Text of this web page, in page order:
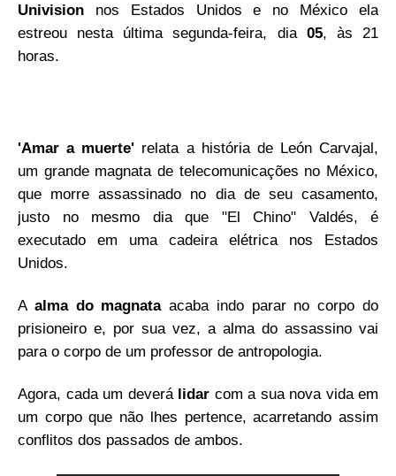
Univision nos Estados Unidos e no México ela
estreou nesta última segunda-feira, dia05, às 21
horas.
'Amar a muerte' relata a história de León Carvajal,
um grande magnata de telecomunicações no México,
que morre assassinado no dia de seu casamento,
justo no mesmo dia que "El Chino" Valdés, é
executado em uma cadeira elétrica nos Estados
Unidos.
A alma do magnataacaba indo parar no corpo do
prisioneiro e, por sua vez, a alma do assassino vai
para o corpo de um professor de antropologia.
Agora, cada um deverá lidar com a sua nova vida em
um corpo que não lhes pertence, acarretando assim
conflitos dos passados de ambos.